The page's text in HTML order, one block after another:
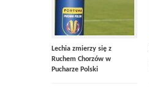
Lechia zmierzy się z
Ruchem Chorzów w
Pucharze Polski